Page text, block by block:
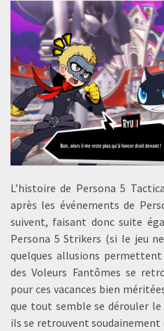
L’histoire de Persona 5
après les événements de
suivent, faisant donc suite
Persona 5 Strikers (si le jeu
quelques allusions permettent
des Voleurs Fantômes se
pour ces vacances bien
que tout semble se dérouler
ils se retrouvent soudainement